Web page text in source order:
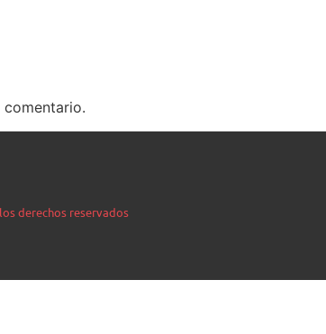
derechos reservados